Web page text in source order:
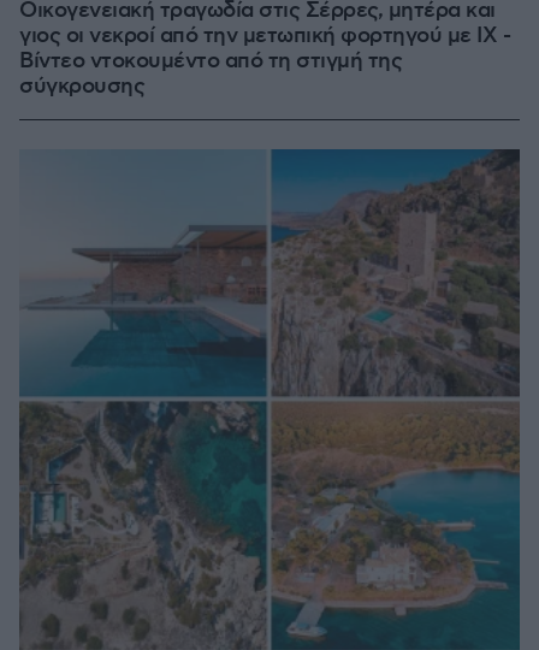
Οικογενειακή τραγωδία στις Σέρρες, μητέρα και
γιος οι νεκροί από την μετωπική φορτηγού με ΙΧ -
Βίντεο ντοκουμέντο από τη στιγμή της
σύγκρουσης